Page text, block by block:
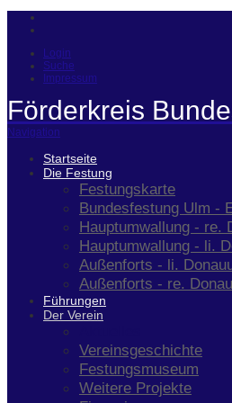
Login
Suche
Impressum
Förderkreis
Navigation
Startseite
Die Festung
Festungskarte
Bundesfestung Ulm -
Hauptumwallung - re.
Hauptumwallung - li.
Außenforts - li.
Außenforts - re.
Führungen
Der Verein
Vereinsgeschichte
Festungsmuseum
Weitere Projekte